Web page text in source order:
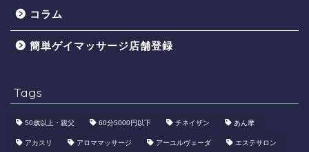
コラム
簡単ゲイマッサージ店舗登録
Tags
50歳以上・親父 60分5000円以下 ​チネイザン あん摩
アカスリ アロママッサージ アーユルヴェーダ エステサロン